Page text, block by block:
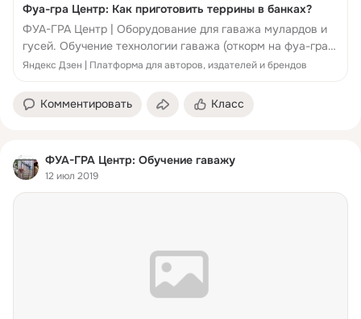
Фуа-гра Центр: Как приготовить террины в банках?
ФУА-ГРА Центр | Оборудование для гаважа мулардов и
гусей. Обучение технологии гаважа (откорм на фуа-гра).
www.foiegras-centr.com/ Для приготовления терринов в
Яндекс Дзен | Платформа для авторов, издателей и брендов
Комментировать Класс
ФУА-ГРА Центр: Обучение гаважу
12 июл 2019